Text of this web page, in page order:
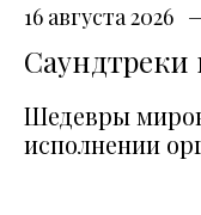
16 августа 2026
Саундтреки
Шедевры
исполнении